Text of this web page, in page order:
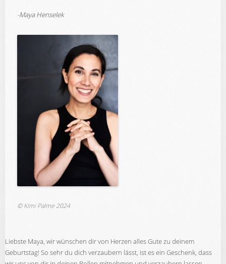
-Maya Henselek
© Kimi Palme 2024
Liebste Maya, wir wünschen dir von Herzen alles Gute zu deinem
Geburtstag! So sehr du dich verzaubern lässt, ist es ein Geschenk, dass